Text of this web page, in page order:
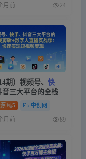
月前 24
期）视频号、 快
音三大平台的全栈剪
人直播实战课-更
实现短视频变现
5 中创网
月前 89